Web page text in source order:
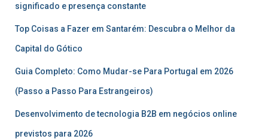
significado e presença constante
Top Coisas a Fazer em Santarém: Descubra o Melhor da
Capital do Gótico
Guia Completo: Como Mudar-se Para Portugal em 2026
(Passo a Passo Para Estrangeiros)
Desenvolvimento de tecnologia B2B em negócios online
previstos para 2026